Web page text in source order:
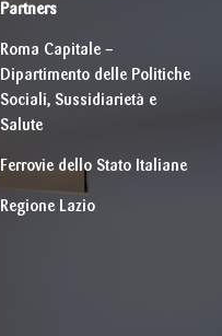
Partners
Roma Capitale –
Dipartimento delle Politiche
Sociali, Sussidiarietà e
Salute
Ferrovie dello Stato Italiane
Regione Lazio